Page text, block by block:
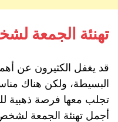
تهنئة الجمعة
قد يغفل الكثيرون عن
البسيطة، ولكن هناك
تجلب معها فرصة ذهبية
أجمل تهنئة الجمعة